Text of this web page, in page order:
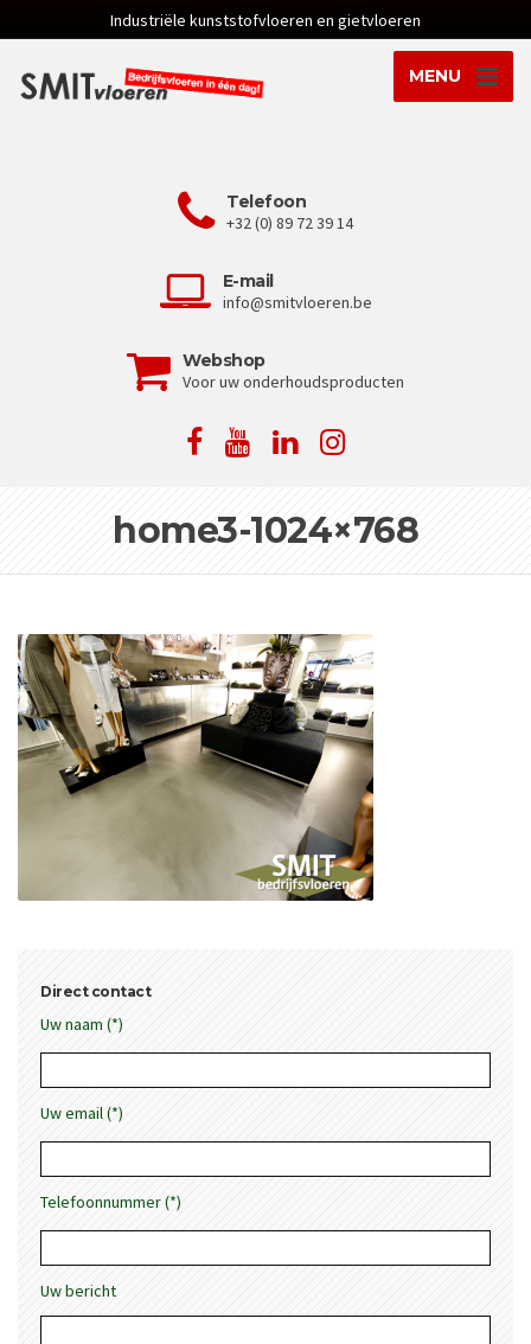
Industriële kunststofvloeren en gietvloeren
MENU
Telefoon
+32 (0) 89 72 39 14
E-mail
info@smitvloeren.be
Webshop
Voor uw onderhoudsproducten
home3-1024×768
Direct contact
Uw naam (*)
Uw email (*)
Telefoonnummer (*)
Uw bericht